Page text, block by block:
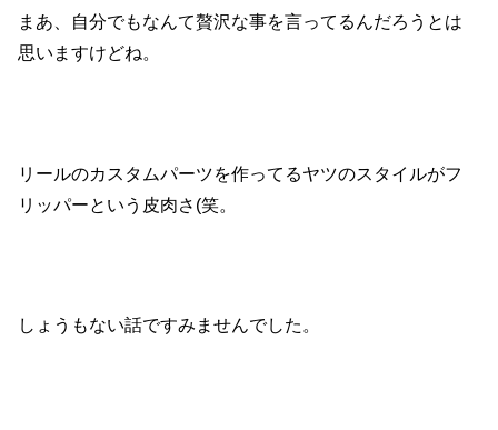
まあ、自分でもなんて贅沢な事を言ってるんだろうとは
思いますけどね。
リールのカスタムパーツを作ってるヤツのスタイルがフ
リッパーという皮肉さ(笑。
しょうもない話ですみませんでした。